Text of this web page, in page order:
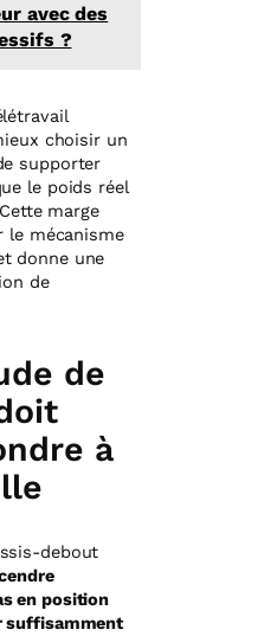
avec des
?
choisir un
supporter
le poids réel
marge
le mécanisme
donne une
de
de
à
debout
en position
suffisamment